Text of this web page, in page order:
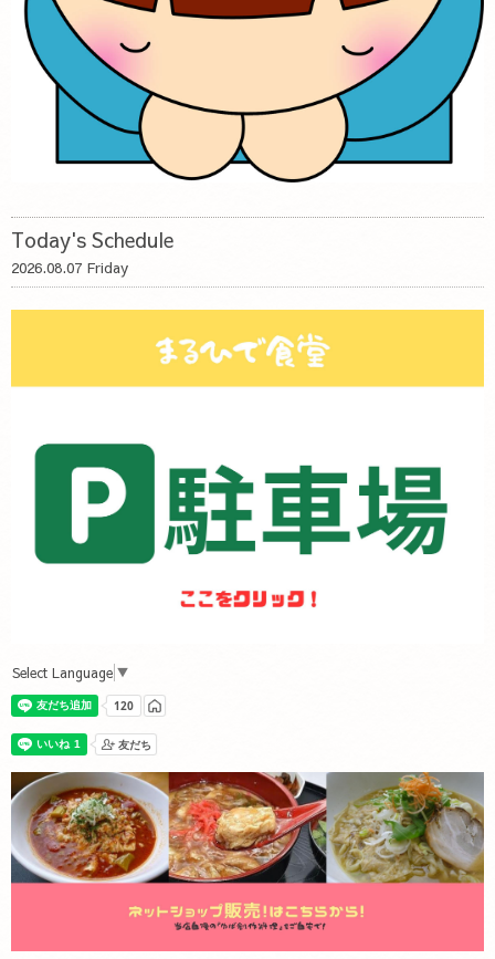
Today's Schedule
2026.08.07 Friday
Select Language ▼